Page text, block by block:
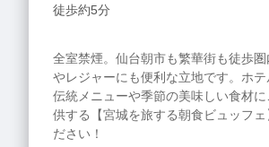
徒歩約5分
全室禁煙。仙台朝市も繁華街も徒歩圏
やレジャーにも便利な立地です。ホ
伝統メニューや季節の美味しい食材
供する【宮城を旅する朝食ビュッフェ
ださい！